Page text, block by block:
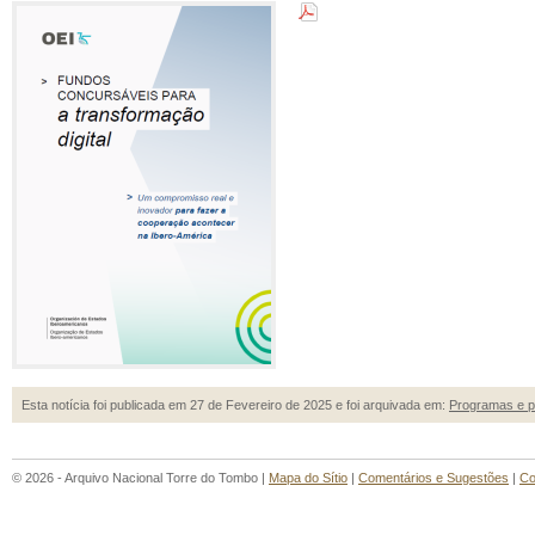
Esta notícia foi publicada em 27 de Fevereiro de 2025 e foi arquivada em: Programas e
© 2026 - Arquivo Nacional Torre do Tombo | Mapa do Sítio | Comentários e Sugestões |